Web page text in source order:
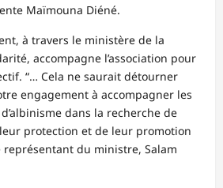
Maïmouna Diéné.
à travers le ministère de la
accompagne l’association pour
“… Cela ne saurait détourner
engagement à accompagner les
dans la recherche de
protection et de leur promotion
représentant du ministre, Salam